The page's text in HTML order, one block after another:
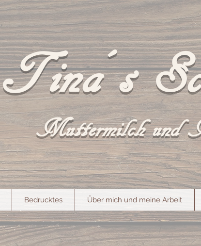
Tina´s
Muttermilch und
Bedrucktes Über mich und meine Arbeit